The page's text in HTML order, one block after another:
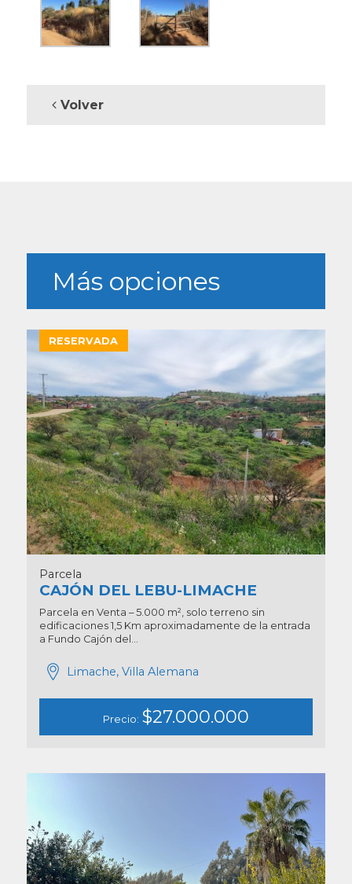
Volver
Más opciones
RESERVADA
Parcela
CAJÓN DEL LEBU-LIMACHE
Parcela en Venta – 5.000 m², solo terreno sin
edificaciones 1,5 Km aproximadamente de la entrada
a Fundo Cajón del...
Limache, Villa Alemana
Precio: $27.000.000